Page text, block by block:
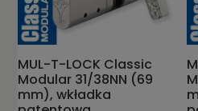
MUL-T-LOCK Classic
Modular 31/38NN (69
mm), wkładka